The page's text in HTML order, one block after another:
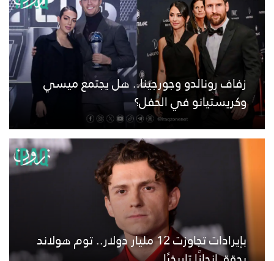
زفاف رونالدو وجورجينا.. هل يجتمع ميسي
وكريستيانو في الحفل؟
بإيرادات تجاوزت 12 مليار دولار.. توم هولاند